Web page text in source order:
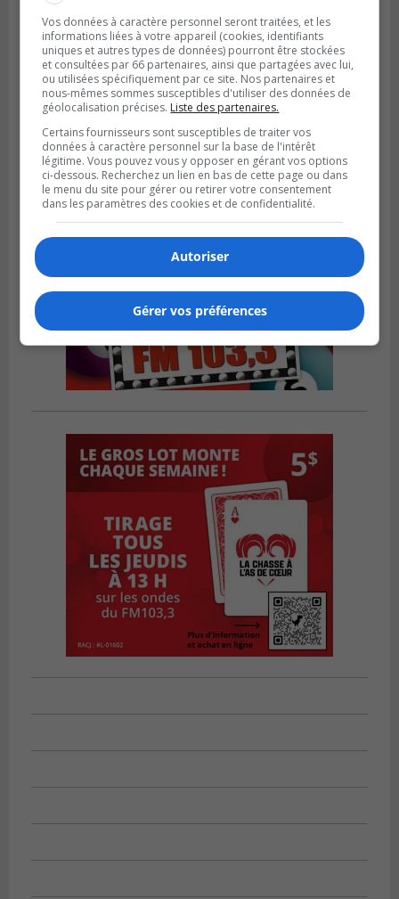
LA PRAIRIE
Publié le 4 août 2026 à 15h50
Le mur du rempart de La Prairie retrouve
sa jeunesse
Vos données à caractère personnel seront traitées, et les
informations liées à votre appareil (cookies, identifiants
uniques et autres types de données) pourront être stockées
et consultées par 66 partenaires, ainsi que partagées avec lui,
ou utilisées spécifiquement par ce site. Nos partenaires et
nous-mêmes sommes susceptibles d'utiliser des données de
géolocalisation précises. Liste des partenaires.
Certains fournisseurs sont susceptibles de traiter vos
données à caractère personnel sur la base de l'intérêt
légitime. Vous pouvez vous y opposer en gérant vos options
ci-dessous. Recherchez un lien en bas de cette page ou dans
le menu du site pour gérer ou retirer votre consentement
dans les paramètres des cookies et de confidentialité.
Autoriser
Gérer vos préférences